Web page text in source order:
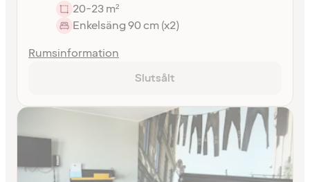
20-23 m²
Enkelsäng 90 cm (x2)
Rumsinformation
Slutsålt